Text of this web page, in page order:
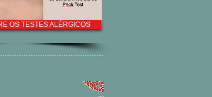
OS TESTES ALÉRGICOS